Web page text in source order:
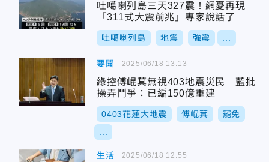
吐噶喇列島三天327震！網憂再現
「311式大震前兆」專家說話了
吐噶喇列島 地震 強震
要聞
綠控傅崐萁無視403地震災民 藍批
操弄鬥爭：已編150億重建
0403花蓮大地震 傅崐萁 罷免
2025/06/18 13:13
生活 2025/06/18 12:55